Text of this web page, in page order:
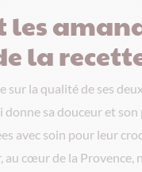
les
la
sur la qualité de ses
donne sa douceur et son
avec soin pour leur
au cœur de la Provence,